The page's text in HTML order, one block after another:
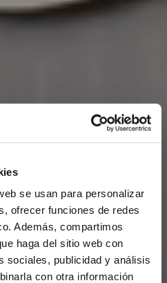
se usan para personalizar
ofrecer funciones de redes
Además, compartimos
haga del sitio web con
sociales, publicidad y análisis
con otra información